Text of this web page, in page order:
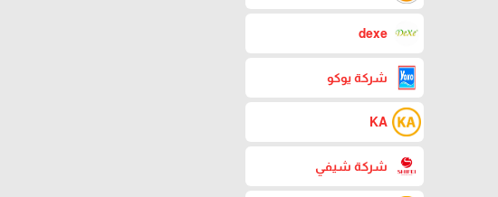
dexe
شركة يوكو
KA
شركة شيفي